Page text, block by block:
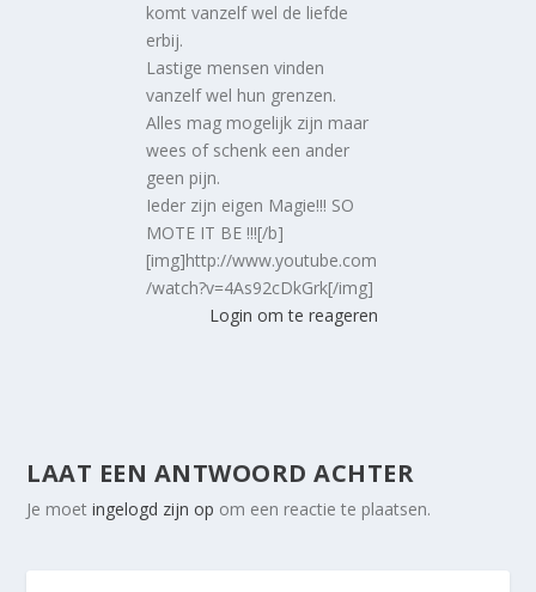
komt vanzelf wel de liefde
erbij.
Lastige mensen vinden
vanzelf wel hun grenzen.
Alles mag mogelijk zijn maar
wees of schenk een ander
geen pijn.
Ieder zijn eigen Magie!!! SO
MOTE IT BE !!![/b]
[img]http://www.youtube.com
/watch?v=4As92cDkGrk[/img]
Login om te reageren
LAAT EEN ANTWOORD ACHTER
Je moetingelogd zijn op om een reactie te plaatsen.